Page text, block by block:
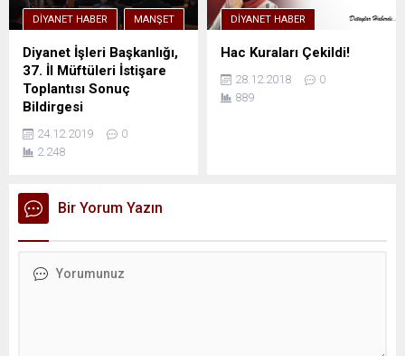
DIYANET HABER MANŞET
Diyanet İşleri Başkanlığı,
37. İl Müftüleri İstişare
Toplantısı Sonuç
Bildirgesi
24.12.2019
0
2.248
DIYANET HABER
Hac Kuraları Çekildi!
28.12.2018
0
889
Bir Yorum Yazın